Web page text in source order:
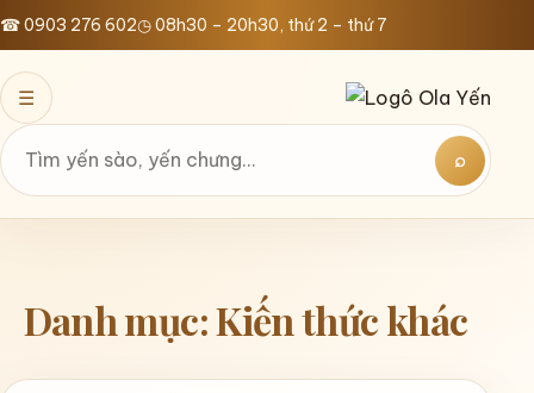
Bỏ
qua
nội
dung
☎ 0903 276 602◷ 08h30 – 20h30, thứ 2 – thứ 7
☰
Tìm
⌕
Danh mục:Kiến thức khác